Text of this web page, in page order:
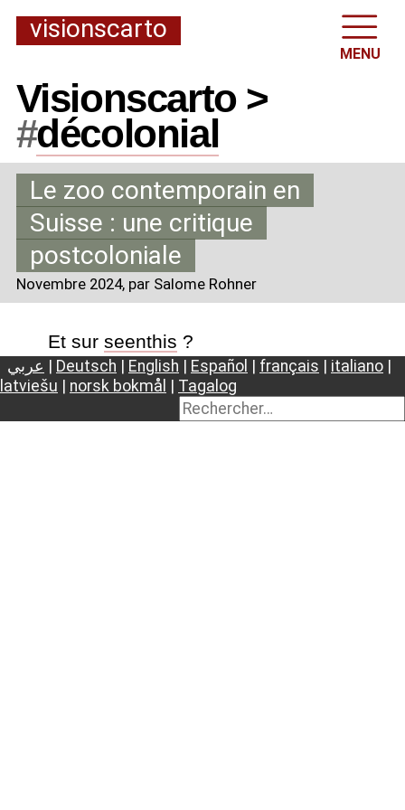
visionscarto
MENU
Visionscarto >
#décolonial
Le zoo contemporain en
Suisse : une critique
postcoloniale
Novembre 2024, par Salome Rohner
Et sur seenthis ?
عربي Deutsch English Español français italiano
latviešu
norsk bokmål Tagalog